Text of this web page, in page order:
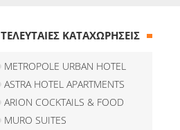
ΤΕΛΕΥΤΑΙΕΣ ΚΑΤΑΧΩΡΗΣΕΙΣ
METROPOLE URBAN HOTEL
ASTRA HOTEL APARTMENTS
ARION COCKTAILS & FOOD
MURO SUITES